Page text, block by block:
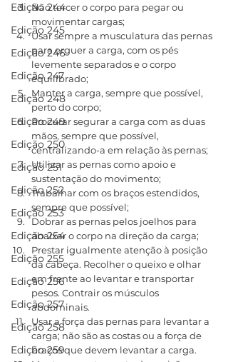
Edição 244
Edição 245
Edição 246
Edição 247
Edição 248
Edição 249
Edição 250
Edição 251
Edição 252
Edição 253
Edição 254
Edição 255
Edição 256
Edição 257
Edição 258
Edição 259
Não torcer o corpo para pegar ou
movimentar cargas;
Usar sempre a musculatura das pernas
para erguer a carga, com os pés
levemente separados e o corpo
equilibrado;
Manter a carga, sempre que possível,
perto do corpo;
Procurar segurar a carga com as duas
mãos, sempre que possível,
centralizando-a em relação às pernas;
Utilizar as pernas como apoio e
sustentação do movimento;
Trabalhar com os braços estendidos,
sempre que possível;
Dobrar as pernas pelos joelhos para
abaixar o corpo na direção da carga;
Prestar igualmente atenção à posição
da cabeça. Recolher o queixo e olhar
em frente ao levantar e transportar
pesos. Contrair os músculos
abdominais.
Usar a força das pernas para levantar a
carga; não são as costas ou a força de
braços que devem levantar a carga.